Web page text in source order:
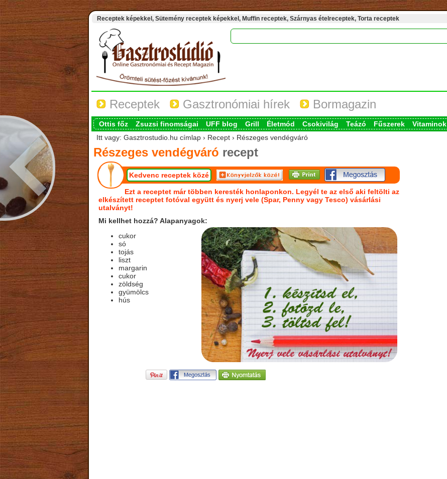
Receptek képekkel, Sütemény receptek képekkel, Muffin receptek, Szárnyas ételreceptek, Torta receptek
Receptek Gasztronómiai hírek Bormagazin
Ottis főz Zsuzsi finomságai UFF blog Grill Életmód Csokivilág Teázó Fűszerek Vitaminok
Itt vagy: Gasztrostudio.hu címlap › Recept › Részeges vendégváró
Részeges vendégváró recept
Kedvenc receptek közé
Ezt a receptet már többen keresték honlaponkon. Legyél te az első aki feltölti az
elkészített receptet fotóval együtt és nyerj vele (Spar, Penny vagy Tesco) vásárlási
utalványt!
Mi kellhet hozzá? Alapanyagok:
cukor
só
tojás
liszt
margarin
cukor
zöldség
gyümölcs
hús